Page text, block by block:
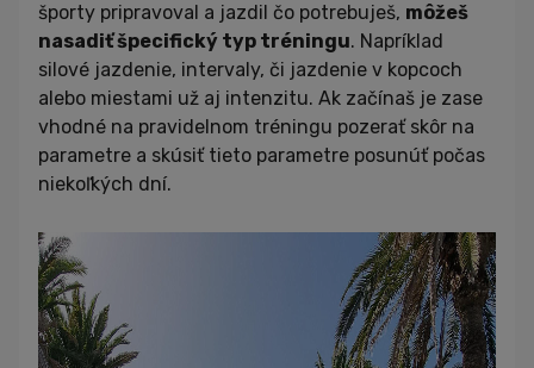
športy pripravoval a jazdil čo potrebuješ, môžeš
nasadiť špecifický typ tréningu. Napríklad
silové jazdenie, intervaly, či jazdenie v kopcoch
alebo miestami už aj intenzitu. Ak začínaš je zase
vhodné na pravidelnom tréningu pozerať skôr na
parametre a skúsiť tieto parametre posunúť počas
niekoľkých dní.